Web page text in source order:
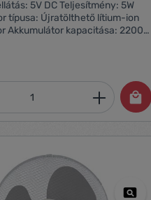
mennyiséget,
típusa: Újratölthető lítium-ion
mm (szélesség) x 300 mm
(alacsony - zöld, közepes
fehér LED jelzés) Módok
változó sebességek
Alacsony
Ha az
lemerül, a LED pirosan villog 3-
kikapcsol Töltés
Adja